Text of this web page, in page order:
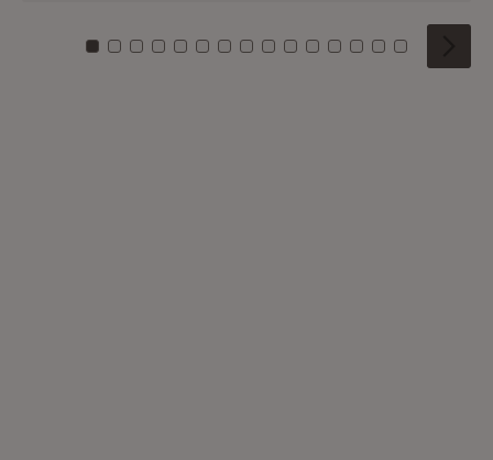
Zu Kachel: 0
Zu Kachel: 1
Zu Kachel: 2
Zu Kachel: 3
Zu Kachel: 4
Zu Kachel: 5
Zu Kachel: 6
Zu Kachel: 7
Zu Kachel: 8
Zu Kachel: 9
Zu Kachel: 10
Zu Kachel: 11
Zu Kachel: 12
Zu Kachel:
Zu